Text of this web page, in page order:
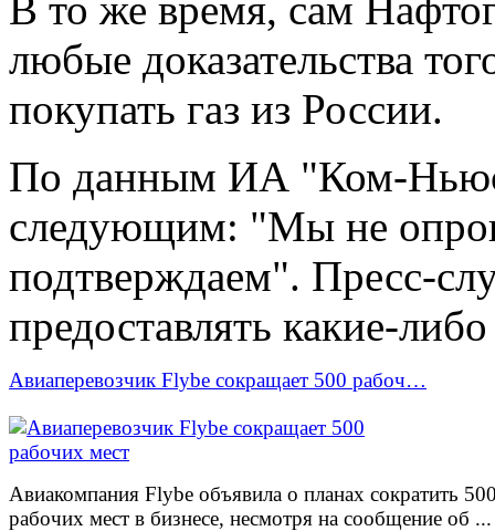
любые доказательства
покупать газ из России.
По данным ИА "Ком-
следующим: "Мы не
подтверждаем". Пресс-
предоставлять какие-
Авиаперевозчик Flybe сокращает 500 рабоч…
Авиакомпания Flybe объявила о планах сократить
рабочих мест в бизнесе, несмотря на сообщение об ...